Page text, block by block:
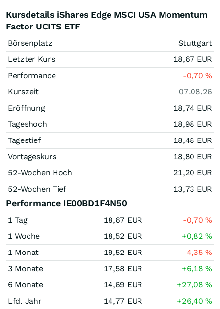
Kursdetails iShares Edge MSCI USA Momentum
Factor UCITS ETF
Börsenplatz
Stuttgart
Letzter Kurs
18,67 EUR
Performance
-0,70%
Kurszeit
07.08.26
Eröffnung
18,74 EUR
Tageshoch
18,98 EUR
Tagestief
18,48 EUR
Vortageskurs
18,80 EUR
52-Wochen Hoch
21,20 EUR
52-Wochen Tief
13,73 EUR
Performance IE00BD1F4N50
1 Tag 18,67 EUR -0,70%
1 Woche
18,52 EUR +0,82%
1 Monat
19,52 EUR -4,35%
3 Monate
17,58 EUR +6,18%
6 Monate
14,69 EUR +27,08%
Lfd. Jahr
14,77 EUR +26,40%